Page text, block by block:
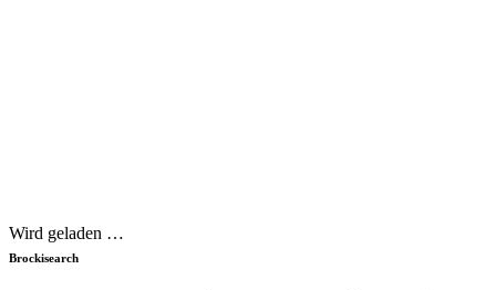
Wird geladen …
Brockisearch